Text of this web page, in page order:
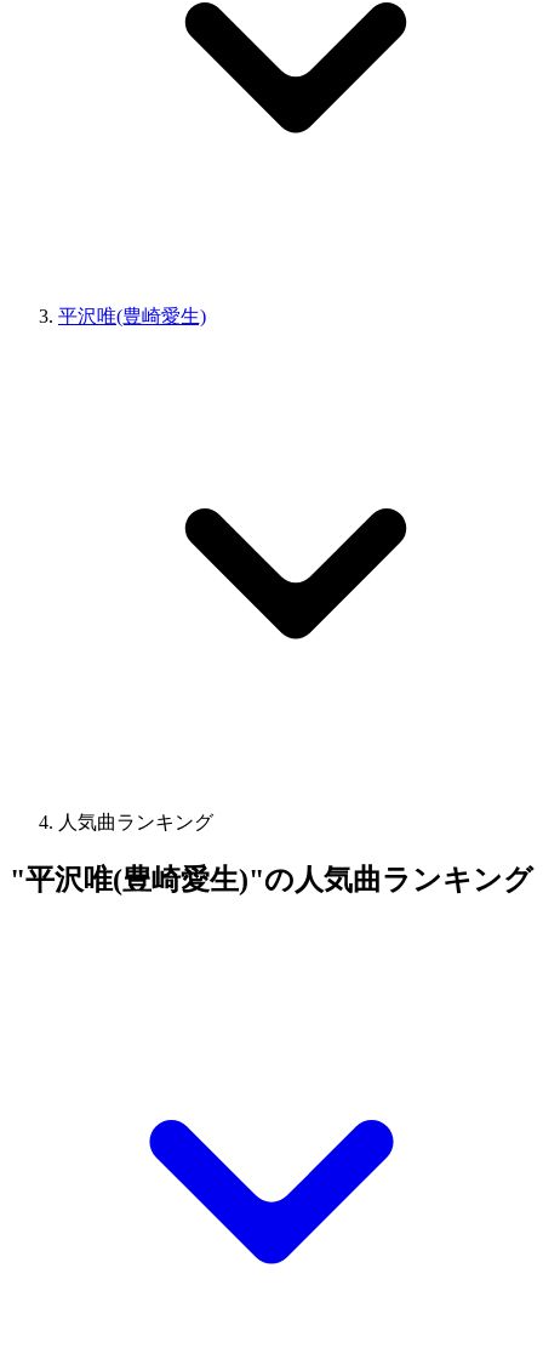
平沢唯(豊崎愛生)
人気曲ランキング
"平沢唯(豊崎愛生)"の人気曲ランキング